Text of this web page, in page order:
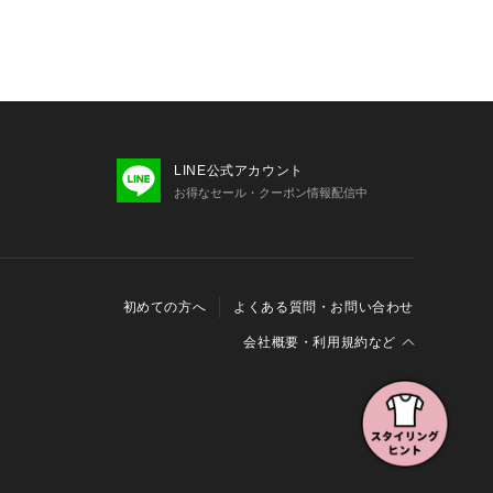
LINE公式アカウント
お得なセール・クーポン情報配信中
初めての方へ よくある質問・お問い合わせ
会社概要・利用規約など
特定商取引に関する法律に基づく表示
Cookieおよびアクセスログについて
三井不動産グループ ソーシャルメディアガイドライン